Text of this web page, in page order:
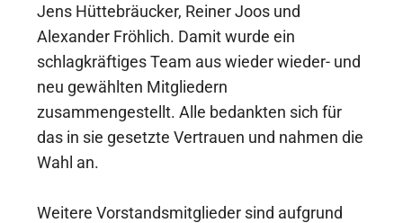
Jens Hüttebräucker, Reiner Joos und
Alexander Fröhlich. Damit wurde ein
schlagkräftiges Team aus wieder wieder- und
neu gewählten Mitgliedern
zusammengestellt. Alle bedankten sich für
das in sie gesetzte Vertrauen und nahmen die
Wahl an.
Weitere Vorstandsmitglieder sind aufgrund